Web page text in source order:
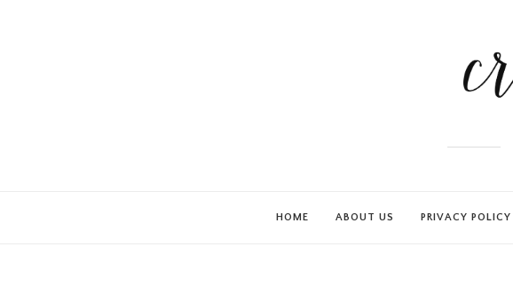
HOME ABOUT US PRIVACY POLICY